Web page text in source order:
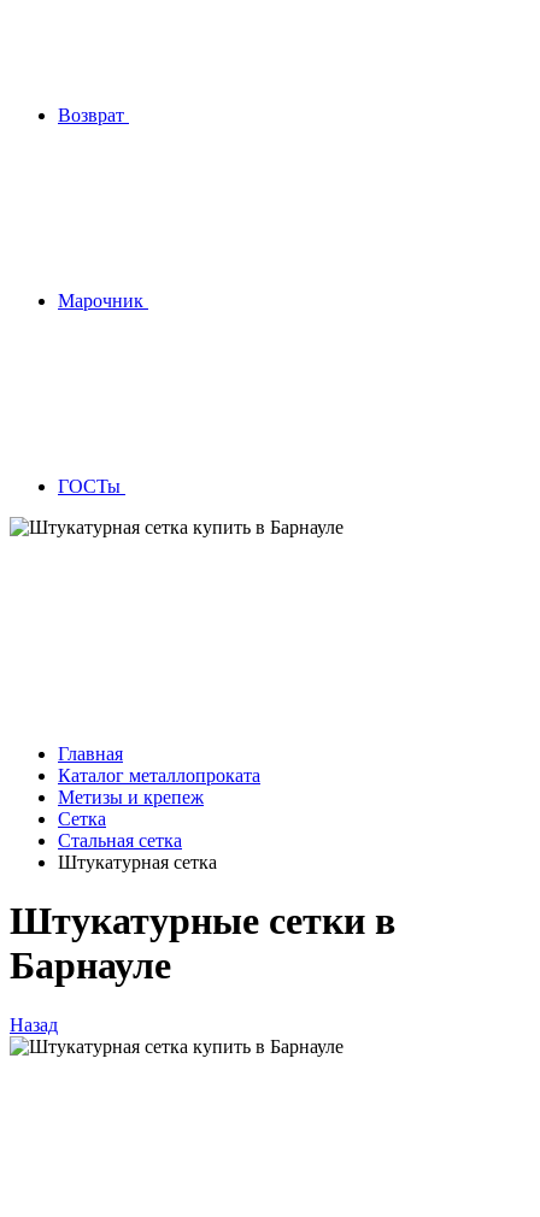
Возврат
Марочник
ГОСТы
Главная
Каталог металлопроката
Метизы и крепеж
Сетка
Стальная сетка
Штукатурная сетка
Штукатурные сетки в
Барнауле
Назад